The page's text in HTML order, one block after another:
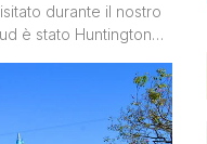
durante il nostro
è stato Huntington
XX secolo, e
Stato americano